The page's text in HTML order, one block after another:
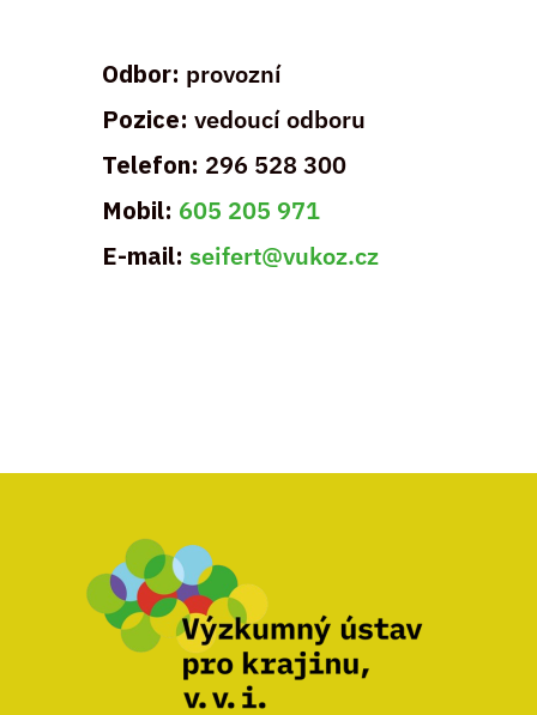
Odbor: provozní
Pozice: vedoucí odboru
Telefon: 296 528 300
Mobil: 605 205 971
E-mail: seifert@vukoz.cz